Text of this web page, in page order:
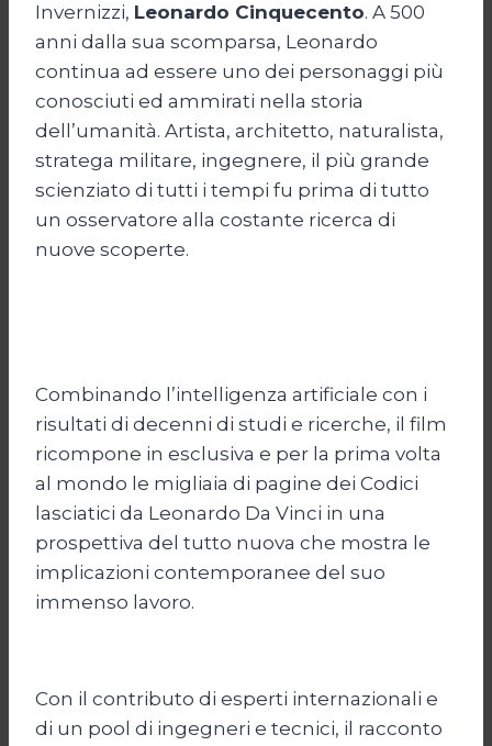
Invernizzi, Leonardo Cinquecento. A 500
anni dalla sua scomparsa, Leonardo
continua ad essere uno dei personaggi più
conosciuti ed ammirati nella storia
dell’umanità. Artista, architetto, naturalista,
stratega militare, ingegnere, il più grande
scienziato di tutti i tempi fu prima di tutto
un osservatore alla costante ricerca di
nuove scoperte.
Combinando l’intelligenza artificiale con i
risultati di decenni di studi e ricerche, il film
ricompone in esclusiva e per la prima volta
al mondo le migliaia di pagine dei Codici
lasciatici da Leonardo Da Vinci in una
prospettiva del tutto nuova che mostra le
implicazioni contemporanee del suo
immenso lavoro.
Con il contributo di esperti internazionali e
di un pool di ingegneri e tecnici, il racconto